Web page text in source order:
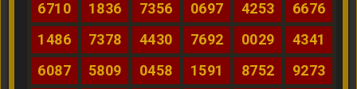
6710
1836 7356 0697 4253
6676
1486
7378 4430 7692 0029
4341
6087
5809 0458 1591 8752
9273